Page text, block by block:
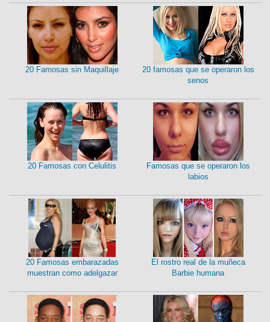
20 Famosas sin Maquillaje
20 famosas que se operaron los
senos
20 Famosas con Celulitis
Famosas que se operaron los
labios
20 Famosas embarazadas
muestran como adelgazar
El rostro real de la muñeca
Barbie humana